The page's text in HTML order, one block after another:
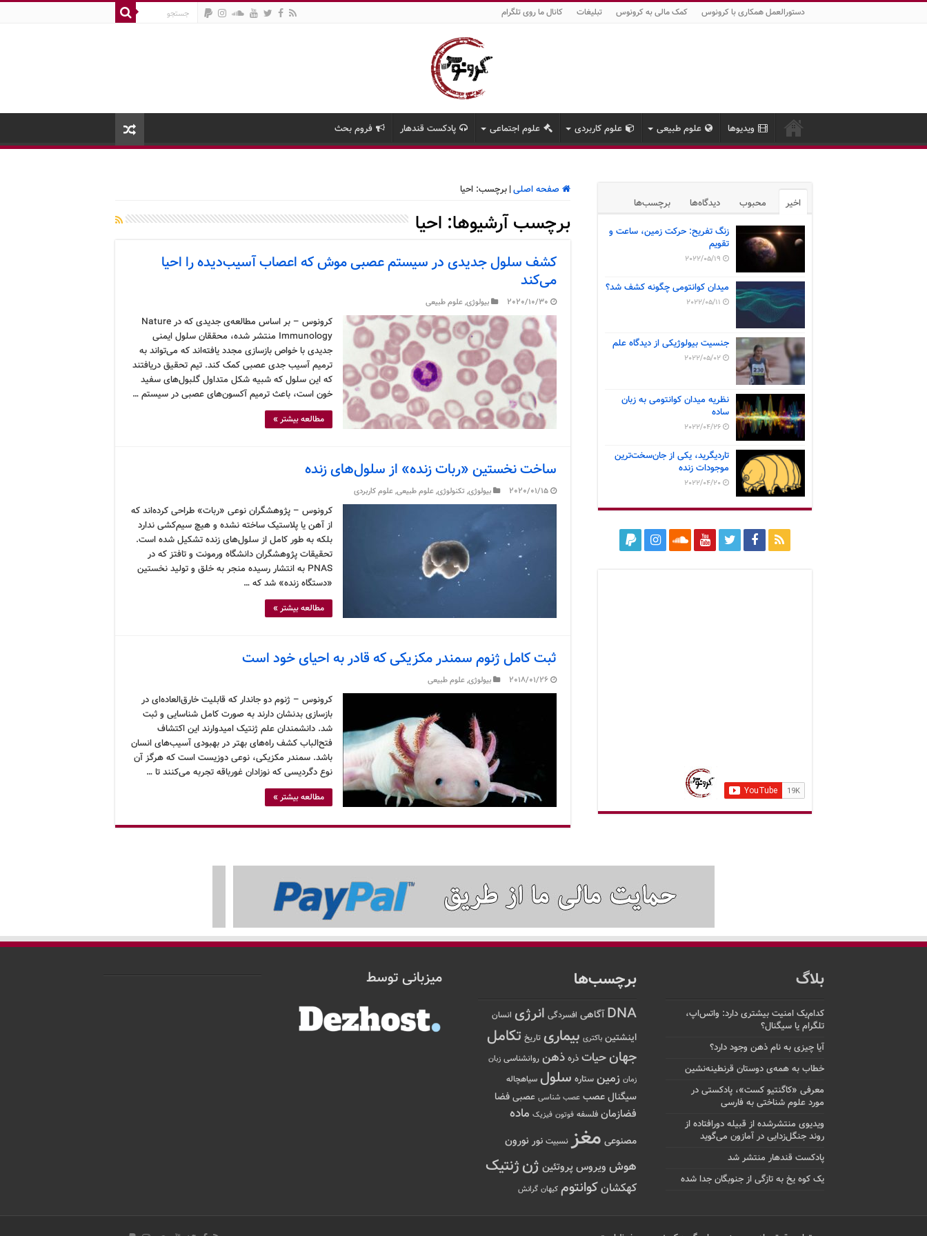
دستورالعمل همکاری با کرونوس کمک مالی به کرونوس تبلیغات کانال ما روی تلگرام
ویدیوها علوم طبیعی علوم کاربردی علوم اجتماعی پادکست قندهار فروم بحث
صفحه اصلی| برچسب: احیا
برچسب آرشیوها: احیا
کشف سلول جدیدی در سیستم عصبی موش که اعصاب آسیب‌دیده را احیا
می‌کند
2020/10/30 بیولوژی,علوم طبیعی
کرونوس – بر اساس مطالعه‌ی جدیدی که در Nature
Immunology منتشر شده، محققان سلول ایمنی
جدیدی با خواص بازسازی مجدد یافته‌اند که می‌تواند به
ترمیم آسیب جدی عصبی کمک کند. تیم تحقیق دریافتند
که این سلول که شبیه شکل متداول گلبول‌های سفید
خون است، باعث ترمیم آکسون‌های عصبی در سیستم …
مطالعه بیشتر »
ساخت نخستین «ربات زنده» از سلول‌های زنده
2020/01/15 بیولوژی, تکنولوژی,علوم طبیعی,علوم کاربردی
کرونوس – پژوهشگران نوعی «ربات» طراحی کرده‌اند که
از آهن یا پلاستیک ساخته نشده و هیچ سیم‌کشی ندارد
بلکه به طور کامل از سلول‌های زنده تشکیل شده است.
تحقیقات پژوهشگران دانشگاه ورمونت و تافتز که در
PNAS به انتشار رسیده منجر به خلق و تولید نخستین
«دستگاه زنده» شد که …
مطالعه بیشتر »
ثبت کامل ژنوم سمندر مکزیکی که قادر به احیای خود است
2018/01/26 بیولوژی,علوم طبیعی
کرونوس – ژنوم دو جاندار که قابلیت خارق‌العاده‌ای در
بازسازی بدنشان دارند به صورت کامل شناسایی و ثبت
شد. دانشمندان علم ژنتیک امیدوارند این اکتشاف
فتح‌الباب کشف راه‌های بهتر در بهبودی آسیب‌های انسان
باشد. سمندر مکزیکی، نوعی دوزیست است که هرگز آن
نوع دگردیسی که نوزادان غورباقه تجربه می‌کنند تا …
مطالعه بیشتر »
اخیر محبوب دیدگاه‌ها برچسب‌ها
زنگ تفریح: حرکت زمین، ساعت و
تقویم
2022/05/19
میدان کوانتومی چگونه کشف شد؟
2022/05/11
جنسیت بیولوژیکی از دیدگاه علم
2022/05/02
نظریه میدان کوانتومی به زبان
ساده
2022/04/26
تاردیگرید، یکی از جان‌سخت‌ترین
موجودات زنده
2022/04/20
بلاگ
کدام‌یک امنیت بیشتری دارد: واتس‌اپ،
تلگرام یا سیگنال؟
آیا چیزی به نام ذهن وجود دارد؟
خطاب به همه‌ی دوستان قرنطینه‌نشین
معرفی «کاگنتیو کست»، پادکستی در
مورد علوم شناختی به فارسی
ویدیوی منتشرشده از قبیله دورافتاده‌ از
روند جنگل‌زدایی در آمازون می‌گوید
پادکست قندهار منتشر شد
یک کوه یخ به تازگی از جنوبگان جدا شده
برچسب‌ها
DNA آگاهی افسردگی انرژی انسان
اینشتین باکتری بیماری تاریخ تکامل
جهانحیات ذره ذهن روانشناسی زبان
زمان زمین ستاره سلول سیاهچاله
سیگنالعصب عصب شناسی عصبی فضا
فضازمان فلسفه فوتون فیزیک ماده
مصنوعی مغز نسبیت نور نورون
هوش ویروس پروتئین ژنژنتیک
کهکشانکوانتوم کیهان گرانش
میزبانی توسط